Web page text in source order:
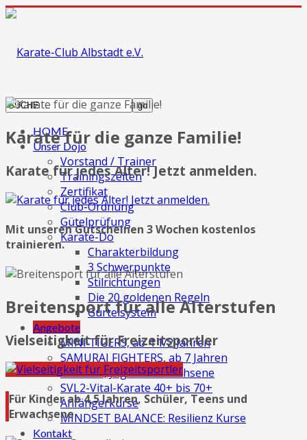
HOME
Unser Dojo
Vorstand / Trainer
Trainingszeiten
Zertifikat
Club-Ordnung
Gütelprüfung
Karate-Do
Charakterbildung
3 Schwerpunkte
Stilrichtungen
Die 20 goldenen Regeln
Gürtelsystem
Angebote
MINI TIGERS, ab 4 1/2 Jahren
SAMURAI FIGHTERS, ab 7 Jahren
KATANA, Jugend+Erwachsene
SVL2-Vital-Karate 40+ bis 70+
Anfängerkurse
MINDSET BALANCE: Resilienz Kurse
Kontakt
Karate für die ganze Familie!
Karate für jedes Alter! Jetzt anmelden.
Mit unseren Gutscheinen 3 Wochen kostenlos
trainieren.
Breitensport für alle Alterstufen
Vielseitigkeit für Freizeitsportler
Für Kinder ab 4,5 Jahren, Schüler, Teens und
Erwachsene